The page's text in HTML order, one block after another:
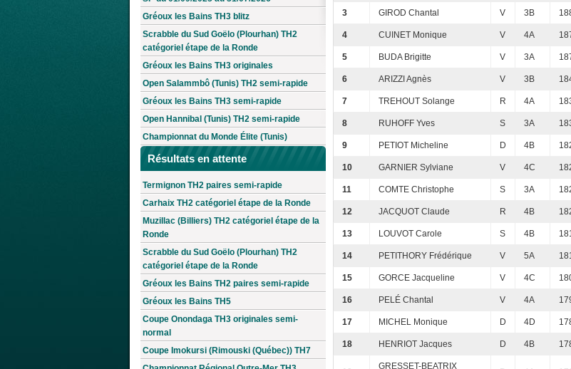
Gréoux les Bains TH3 blitz
Scrabble du Sud Goëlo (Plourhan) TH2
catégoriel étape de la Ronde
Gréoux les Bains TH3 originales
Open Salammbô (Tunis) TH2 semi-rapide
Gréoux les Bains TH3 semi-rapide
Open Hannibal (Tunis) TH2 semi-rapide
Championnat du Monde Élite (Tunis)
Résultats en attente
Termignon TH2 paires semi-rapide
Carhaix TH2 catégoriel étape de la Ronde
Muzillac (Billiers) TH2 catégoriel étape de la
Ronde
Scrabble du Sud Goëlo (Plourhan) TH2
catégoriel étape de la Ronde
Gréoux les Bains TH2 paires semi-rapide
Gréoux les Bains TH5
Coupe Onondaga TH3 originales semi-
normal
Coupe Imokursi (Rimouski (Québec)) TH7
3 GIROD Chantal V 3B
4 CUINET Monique V 4A
5 BUDA Brigitte V 3A
6 ARIZZI Agnès V 3B
7 TREHOUT Solange R 4A
8 RUHOFF Yves S 3A
9 PETIOT Micheline D 4B
10 GARNIER Sylviane V 4C
11 COMTE Christophe S 3A
12 JACQUOT Claude R 4B
13 LOUVOT Carole S 4B
14 PETITHORY Frédérique V 5A
15 GORCE Jacqueline V 4C
16 PELÉ Chantal V 4A
17 MICHEL Monique D 4D
18 HENRIOT Jacques D 4B
GRESSET-BEATRIX